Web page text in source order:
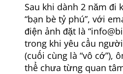
Sau khi dành 2 năm đi
bạn bè tỷ phú , với
điện ảnh đặt là
trong khi yêu cầu
(cuối cùng là vô cớ ),
thể chưa từng quan